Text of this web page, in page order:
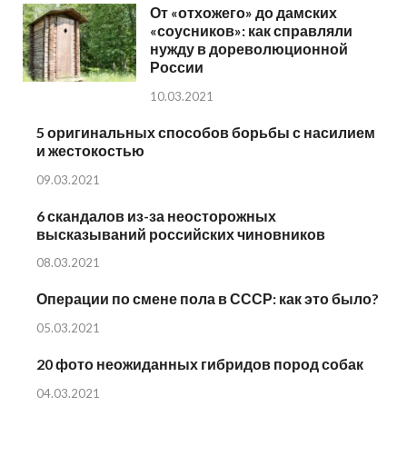
От «отхожего» до дамских
«соусников»: как справляли
нужду в дореволюционной
России
10.03.2021
5 оригинальных способов борьбы с насилием
и жестокостью
09.03.2021
6 скандалов из-за неосторожных
высказываний российских чиновников
08.03.2021
Операции по смене пола в СССР: как это было?
05.03.2021
20 фото неожиданных гибридов пород собак
04.03.2021